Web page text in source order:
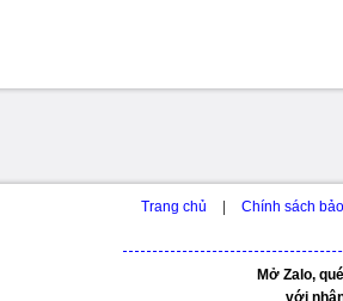
Trang chủ Chính sách
Mở Zalo,